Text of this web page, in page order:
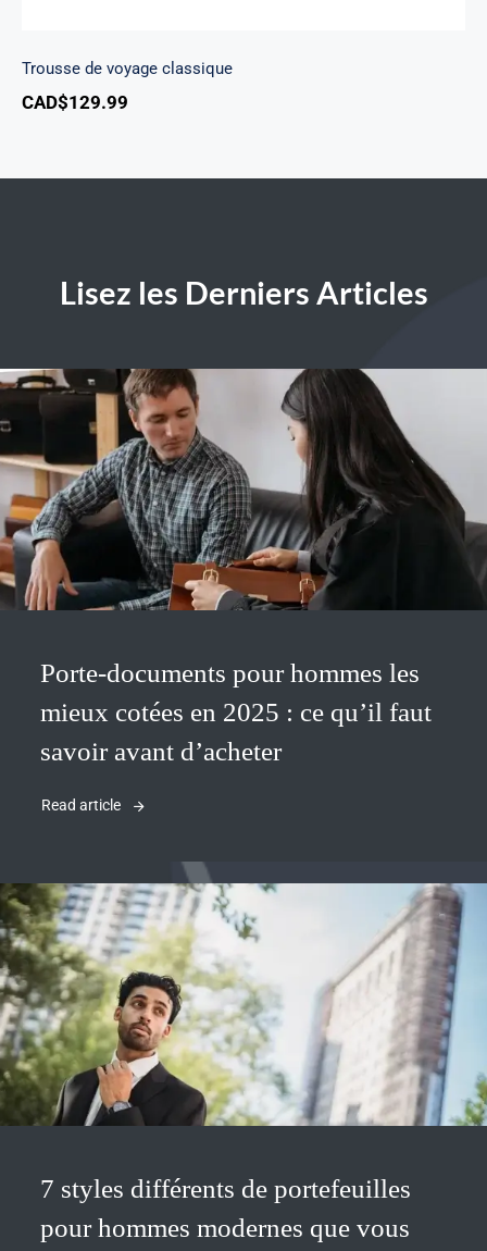
Trousse de voyage classique
CAD$129.99
Lisez les Derniers Articles
Porte-documents pour hommes les
mieux cotées en 2025 : ce qu’il faut
savoir avant d’acheter
Read article
7 styles différents de portefeuilles
pour hommes modernes que vous